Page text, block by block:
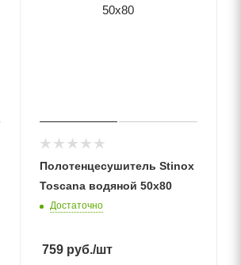
Полотенцесушитель Stinox
Toscana водяной 50x80
Достаточно
759руб./шт